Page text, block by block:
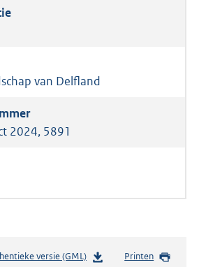
van Delfland
2024, 5891
versie (GML)b
Printen